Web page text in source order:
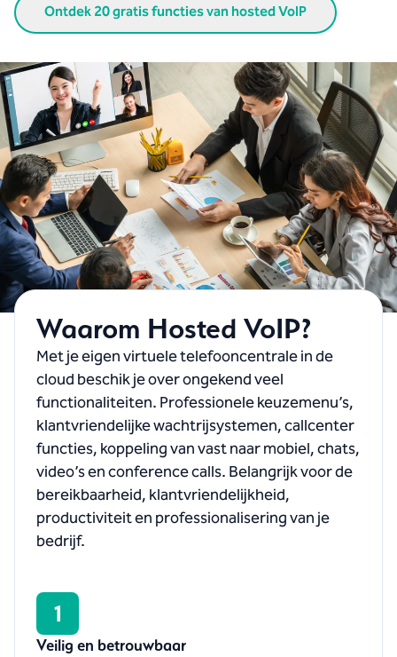
Ontdek 20 gratis functies van hosted VoIP
Waarom Hosted VoIP?
Met je eigen virtuele telefooncentrale in de
cloud beschik je over ongekend veel
functionaliteiten. Professionele keuzemenu’s,
klantvriendelijke wachtrijsystemen, callcenter
functies, koppeling van vast naar mobiel, chats,
video’s en conference calls. Belangrijk voor de
bereikbaarheid, klantvriendelijkheid,
productiviteit en professionalisering van je
bedrijf.
1
Veilig en betrouwbaar